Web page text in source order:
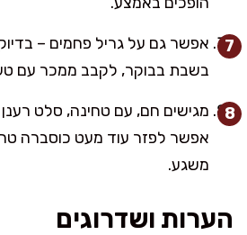
אפשר גם על גריל פחמים –
בשבת בבוקר, לקבב ממכר עם
מגישים חם, עם טחינה, סלט
אפשר לפזר עוד מעט כוסברה
משגע.
הערות ושדרוגים